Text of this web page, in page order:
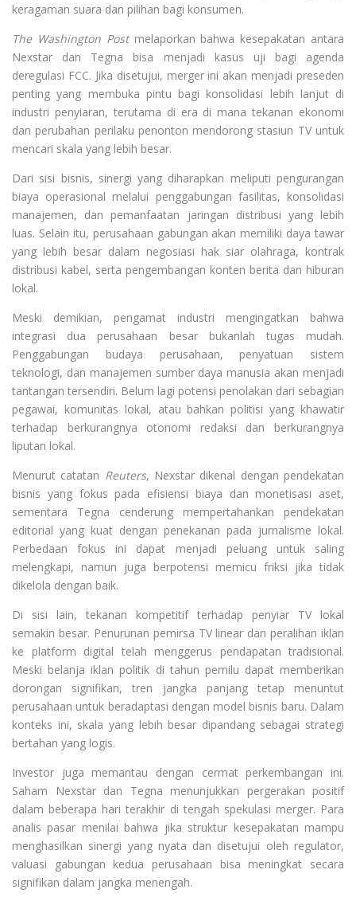
keragaman suara dan pilihan bagi konsumen.
The Washington Postmelaporkan bahwa kesepakatan antara
Nexstar dan Tegna bisa menjadi kasus uji bagi agenda
deregulasi FCC. Jika disetujui, merger ini akan menjadi preseden
penting yang membuka pintu bagi konsolidasi lebih lanjut di
industri penyiaran, terutama di era di mana tekanan ekonomi
dan perubahan perilaku penonton mendorong stasiun TV untuk
mencari skala yang lebih besar.
Dari sisi bisnis, sinergi yang diharapkan meliputi pengurangan
biaya operasional melalui penggabungan fasilitas, konsolidasi
manajemen, dan pemanfaatan jaringan distribusi yang lebih
luas. Selain itu, perusahaan gabungan akan memiliki daya tawar
yang lebih besar dalam negosiasi hak siar olahraga, kontrak
distribusi kabel, serta pengembangan konten berita dan hiburan
lokal.
Meski demikian, pengamat industri mengingatkan bahwa
integrasi dua perusahaan besar bukanlah tugas mudah.
Penggabungan budaya perusahaan, penyatuan sistem
teknologi, dan manajemen sumber daya manusia akan menjadi
tantangan tersendiri. Belum lagi potensi penolakan dari sebagian
pegawai, komunitas lokal, atau bahkan politisi yang khawatir
terhadap berkurangnya otonomi redaksi dan berkurangnya
liputan lokal.
Menurut catatan Reuters, Nexstar dikenal dengan pendekatan
bisnis yang fokus pada efisiensi biaya dan monetisasi aset,
sementara Tegna cenderung mempertahankan pendekatan
editorial yang kuat dengan penekanan pada jurnalisme lokal.
Perbedaan fokus ini dapat menjadi peluang untuk saling
melengkapi, namun juga berpotensi memicu friksi jika tidak
dikelola dengan baik.
Di sisi lain, tekanan kompetitif terhadap penyiar TV lokal
semakin besar. Penurunan pemirsa TV linear dan peralihan iklan
ke platform digital telah menggerus pendapatan tradisional.
Meski belanja iklan politik di tahun pemilu dapat memberikan
dorongan signifikan, tren jangka panjang tetap menuntut
perusahaan untuk beradaptasi dengan model bisnis baru. Dalam
konteks ini, skala yang lebih besar dipandang sebagai strategi
bertahan yang logis.
Investor juga memantau dengan cermat perkembangan ini.
Saham Nexstar dan Tegna menunjukkan pergerakan positif
dalam beberapa hari terakhir di tengah spekulasi merger. Para
analis pasar menilai bahwa jika struktur kesepakatan mampu
menghasilkan sinergi yang nyata dan disetujui oleh regulator,
valuasi gabungan kedua perusahaan bisa meningkat secara
signifikan dalam jangka menengah.